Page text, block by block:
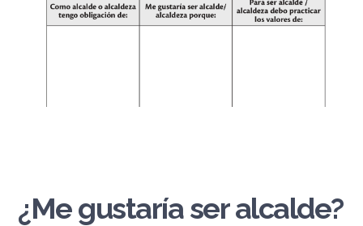
¿Me gustaría ser alcalde?